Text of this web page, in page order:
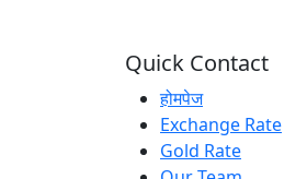
Quick Contact
होमपेज
Exchange Rate
Gold Rate